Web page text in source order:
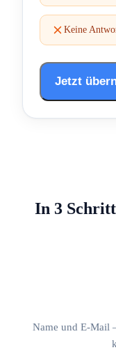
Keine
Jetzt
In 3
Name und E-Mail